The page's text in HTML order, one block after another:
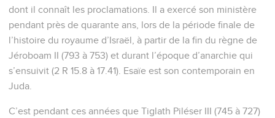
dont il connaît les proclamations. Il a exercé son ministère
pendant près de quarante ans, lors de la période finale de
l’histoire du royaume d’Israël, à partir de la fin du règne de
Jéroboam II (793 à 753) et durant l’époque d’anarchie qui
s’ensuivit (2 R 15.8 à 17.41). Esaïe est son contemporain en
Juda.
C’est pendant ces années que Tiglath Piléser III (745 à 727)